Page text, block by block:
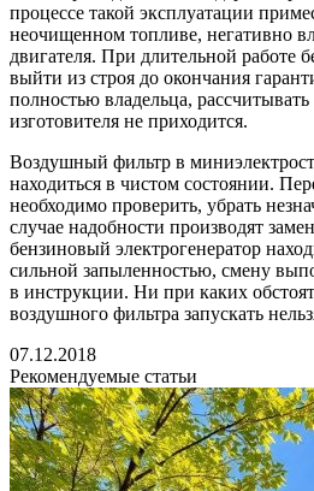
процессе такой эксплуатации
неочищенном топливе, негативно
двигателя. При длительной работе
выйти из строя до окончания
полностью владельца, рассчитывать
изготовителя не приходится.
Воздушный фильтр в
находиться в чистом состоянии.
необходимо проверить, убрать
случае надобности производят
бензиновый электрогенератор
сильной запыленностью, смену
в инструкции. Ни при каких
воздушного фильтра запускать
07.12.2018
Рекомендуемые статьи